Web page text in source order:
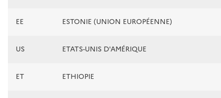
EE ESTONIE (UNION EUROPÉENNE)
US ETATS-UNIS D'AMÉRIQUE
ET ETHIOPIE